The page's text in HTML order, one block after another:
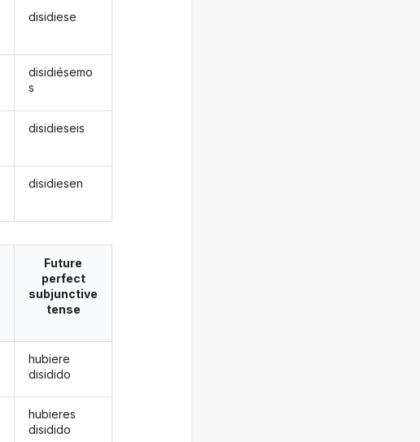
disidiese
disidiésemo
s
disidieseis
disidiesen
Future
perfect
subjunctive
tense
hubiere
disidido
hubieres
disidido